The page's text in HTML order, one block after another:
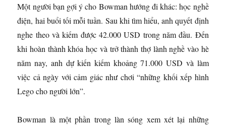
Một người bạn gợi ý cho Bowman hướng đi khác: học nghề
điện, hai buổi tối mỗi tuần. Sau khi tìm hiểu, anh quyết định
nghe theo và kiếm được 42.000 USD trong năm đầu. Đến
khi hoàn thành khóa học và trở thành thợ lành nghề vào hè
năm nay, anh dự kiến kiếm khoảng 71.000 USD và làm
việc cả ngày với cảm giác như chơi “những khối xếp hình
Lego cho người lớn”.
Bowman là một phần trong làn sóng xem xét lại những